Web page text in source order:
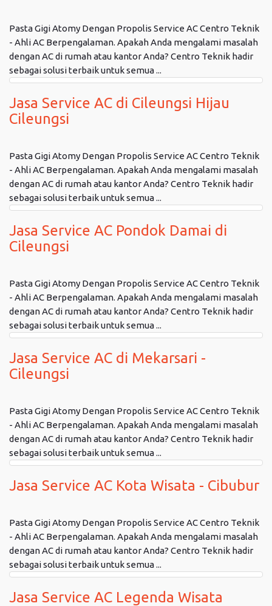
Pasta Gigi Atomy Dengan Propolis Service AC Centro Teknik
- Ahli AC Berpengalaman. Apakah Anda mengalami masalah
dengan AC di rumah atau kantor Anda? Centro Teknik hadir
sebagai solusi terbaik untuk semua ...
Jasa Service AC di Cileungsi Hijau
Cileungsi
Pasta Gigi Atomy Dengan Propolis Service AC Centro Teknik
- Ahli AC Berpengalaman. Apakah Anda mengalami masalah
dengan AC di rumah atau kantor Anda? Centro Teknik hadir
sebagai solusi terbaik untuk semua ...
Jasa Service AC Pondok Damai di
Cileungsi
Pasta Gigi Atomy Dengan Propolis Service AC Centro Teknik
- Ahli AC Berpengalaman. Apakah Anda mengalami masalah
dengan AC di rumah atau kantor Anda? Centro Teknik hadir
sebagai solusi terbaik untuk semua ...
Jasa Service AC di Mekarsari -
Cileungsi
Pasta Gigi Atomy Dengan Propolis Service AC Centro Teknik
- Ahli AC Berpengalaman. Apakah Anda mengalami masalah
dengan AC di rumah atau kantor Anda? Centro Teknik hadir
sebagai solusi terbaik untuk semua ...
Jasa Service AC Kota Wisata - Cibubur
Pasta Gigi Atomy Dengan Propolis Service AC Centro Teknik
- Ahli AC Berpengalaman. Apakah Anda mengalami masalah
dengan AC di rumah atau kantor Anda? Centro Teknik hadir
sebagai solusi terbaik untuk semua ...
Jasa Service AC Legenda Wisata